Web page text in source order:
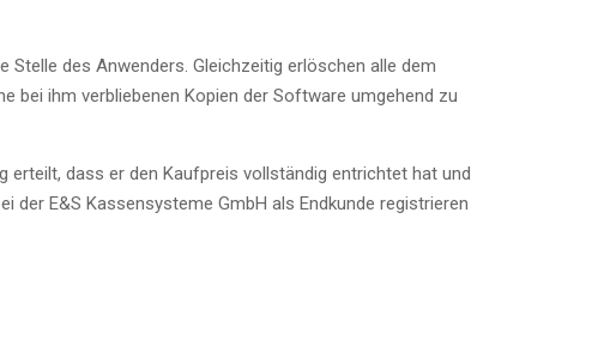
des Anwenders. Gleichzeitig erlöschen alle dem
bei ihm verbliebenen Kopien der Software umgehend zu
dass er den Kaufpreis vollständig entrichtet hat und
E&S Kassensysteme GmbH als Endkunde registrieren